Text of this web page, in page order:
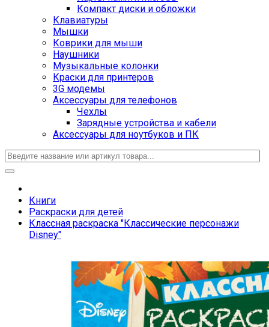
Компакт диски и обложки
Клавиатуры
Мышки
Коврики для мыши
Наушники
Музыкальные колонки
Краски для принтеров
3G модемы
Аксессуары для телефонов
Чехлы
Зарядные устройства и кабели
Аксессуары для ноутбуков и ПК
Книги
Раскраски для детей
Классная раскраска "Классические персонажи
Disney"